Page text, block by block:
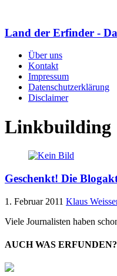
Land der Erfinder -
Über uns
Kontakt
Impressum
Datenschutzerklärung
Disclaimer
Linkbuilding
Geschenkt! Die
1. Februar 2011 Klaus
Viele Journalisten haben
AUCH WAS ERFUNDEN?